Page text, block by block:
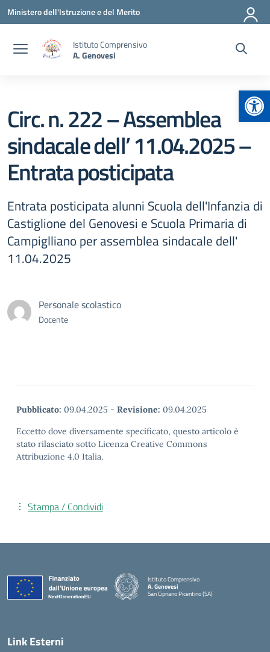
Vai ai contenuti
Vai al menu di navigazione
Vai al footer
Ministero dell'Istruzione e del Merito
Istituto Comprensivo
A. Genovesi
Circ. n. 222 – Assemblea
sindacale dell’ 11.04.2025 –
Entrata posticipata
Entrata posticipata alunni Scuola dell'Infanzia di
Castiglione del Genovesi e Scuola Primaria di
Campiglliano per assemblea sindacale dell'
11.04.2025
Personale scolastico
Docente
Pubblicato: 09.04.2025 - Revisione: 09.04.2025
Eccetto dove diversamente specificato, questo articolo è
stato rilasciato sotto Licenza Creative Commons
Attribuzione 4.0 Italia.
Stampa / Condividi
Istituto Comprensivo
A. Genovesi
San Cipriano Picentino (SA)
— Visita la pagina iniziale della scuola
Link Esterni